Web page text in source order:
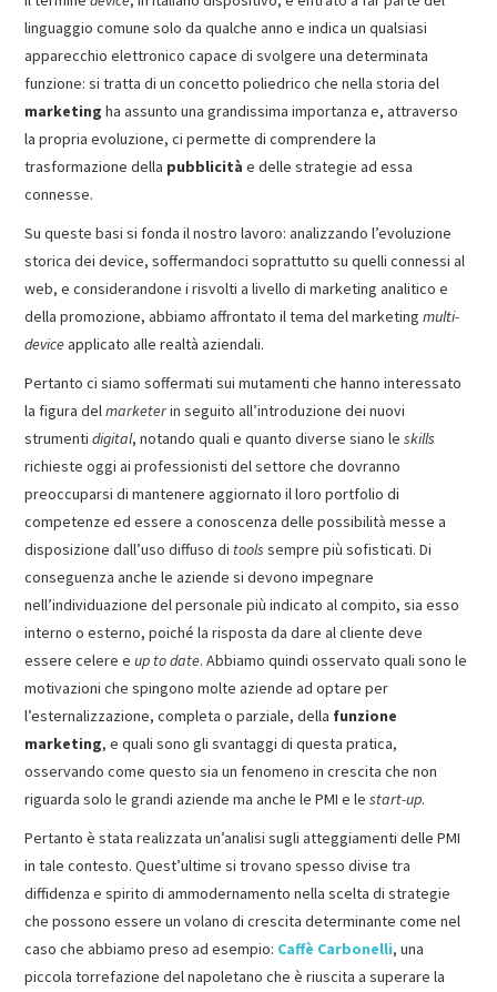
linguaggio comune solo da qualche anno e indica un qualsiasi
apparecchio elettronico capace di svolgere una determinata
funzione: si tratta di un concetto poliedrico che nella storia del
marketing ha assunto una grandissima importanza e, attraverso
la propria evoluzione, ci permette di comprendere la
trasformazione della pubblicità e delle strategie ad essa
connesse.
Su queste basi si fonda il nostro lavoro: analizzando l’evoluzione
storica dei device, soffermandoci soprattutto su quelli connessi al
web, e considerandone i risvolti a livello di marketing analitico e
della promozione, abbiamo affrontato il tema del marketingmulti-
deviceapplicato alle realtà aziendali.
Pertanto ci siamo soffermati sui mutamenti che hanno interessato
la figura delmarketerin seguito all’introduzione dei nuovi
strumentidigital, notando quali e quanto diverse siano leskills
richieste oggi ai professionisti del settore che dovranno
preoccuparsi di mantenere aggiornato il loro portfolio di
competenze ed essere a conoscenza delle possibilità messe a
disposizione dall’uso diffuso di tools sempre più sofisticati. Di
conseguenza anche le aziende si devono impegnare
nell’individuazione del personale più indicato al compito, sia esso
interno o esterno, poiché la risposta da dare al cliente deve
essere celere eup to date. Abbiamo quindi osservato quali sono le
motivazioni che spingono molte aziende ad optare per
l’esternalizzazione, completa o parziale, della funzione
marketing, e quali sono gli svantaggi di questa pratica,
osservando come questo sia un fenomeno in crescita che non
riguarda solo le grandi aziende ma anche le PMI e lestart-up.
Pertanto è stata realizzata un’analisi sugli atteggiamenti delle PMI
in tale contesto. Quest’ultime si trovano spesso divise tra
diffidenza e spirito di ammodernamento nella scelta di strategie
che possono essere un volano di crescita determinante come nel
caso che abbiamo preso ad esempio: Caffè Carbonelli, una
piccola torrefazione del napoletano che è riuscita a superare la